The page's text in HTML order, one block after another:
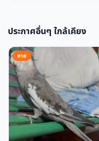
ประกาศอื่นๆ ใกล้เคียง
หาย